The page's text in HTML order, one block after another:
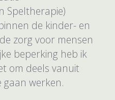
Speltherapie)
de kinder- en
zorg voor mensen
beperking heb ik
om deels vanuit
gaan werken.